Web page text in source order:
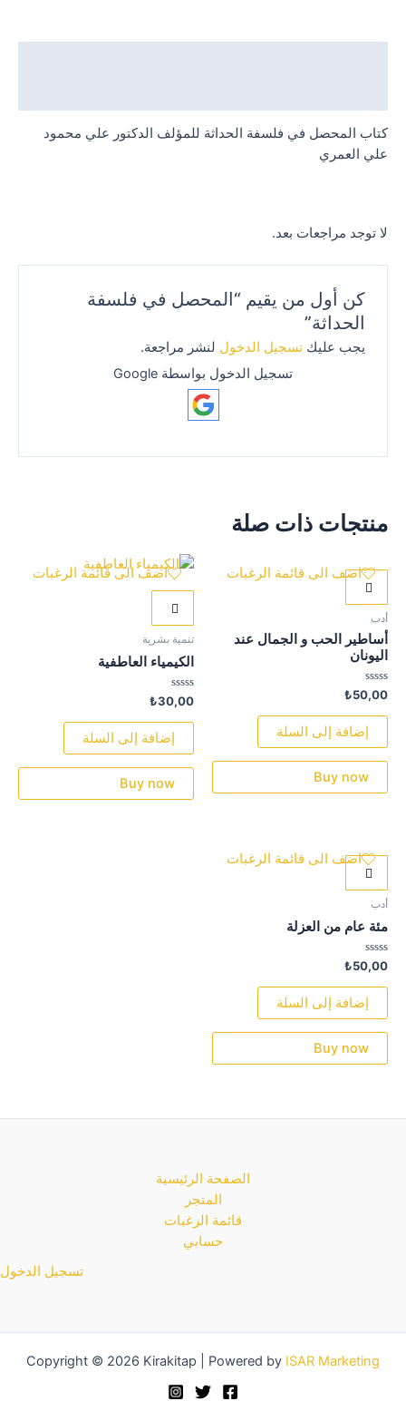
كتاب المحصل في فلسفة الحداثة للمؤلف الدكتور علي محمود
علي العمري
لا توجد مراجعات بعد.
كن أول من يقيم “المحصل في فلسفة
الحداثة”
يجب عليكتسجيل الدخول لنشر مراجعة.
تسجيل الدخول بواسطة Google
منتجات ذات صلة
اضف الى قائمة الرغبات
أدب
أساطير الحب و الجمال عند
اليونان
تم
التقييم
0
₺50,00
إضافة إلى السلة
Buy now
اضف الى قائمة الرغبات
تنمية بشرية
الكيمياء العاطفية
تم
التقييم
0
₺30,00
إضافة إلى السلة
Buy now
اضف الى قائمة الرغبات
أدب
مئة عام من العزلة
تم
التقييم
0
₺50,00
إضافة إلى السلة
Buy now
الصفحة الرئيسية
المتجر
قائمة الرغبات
حسابي
تسجيل الدخول
Copyright © 2026 Kirakitap | Powered by ISAR Marketing